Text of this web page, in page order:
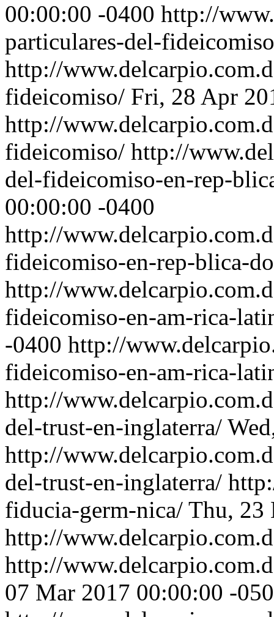
00:00:00 -0400 http://
particulares-del-
http://
fideicomiso/ Fri, 28 Apr
http://
fideicomiso/ http://
del-fideicomiso-en-rep-
00:00:00 -0400
http://
fideicomiso-en-rep-blica-
http://
fideicomiso-en-am-rica-
-0400 http://
fideicomiso-en-am-rica-
http://
del-trust-en-inglaterra/
http://
del-trust-en-inglaterra/
fiducia-germ-nica/ Thu, 23
http://
http://
07 Mar 2017 00:00:00 -